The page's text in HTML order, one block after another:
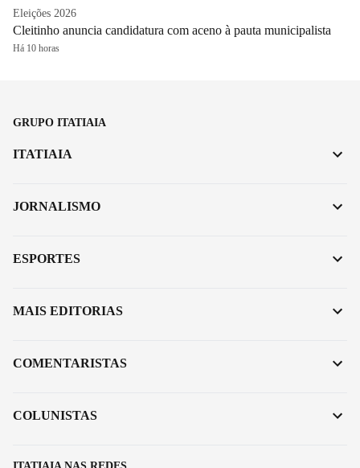
Eleições 2026
Cleitinho anuncia candidatura com aceno à pauta municipalista
Há 10 horas
GRUPO ITATIAIA
ITATIAIA
JORNALISMO
ESPORTES
MAIS EDITORIAS
COMENTARISTAS
COLUNISTAS